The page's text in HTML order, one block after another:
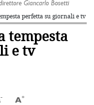
perfetta su giornali e tv
tempesta
e tv
- A+